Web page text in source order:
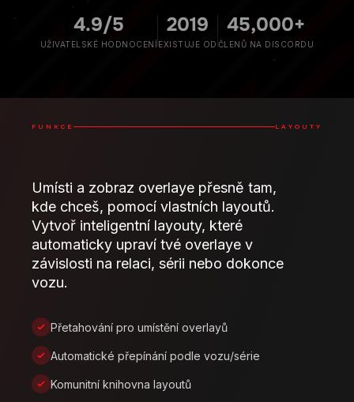
4.9/5
UŽIVATELSKÉ HODNOCENÍ
2019
EXISTUJE OD
45,000+
ČLENŮ NA DISCORDU
FUNKCE LAYOUTY
Umísti a zobraz overlaye přesně tam,
kde chceš, pomocí vlastních layoutů.
Vytvoř inteligentní layouty, které
automaticky upraví tvé overlaye v
závislosti na relaci, sérii nebo dokonce
vozu.
Přetahování pro umístění overlayů
Automatické přepínání podle vozu/série
Komunitní knihovna layoutů